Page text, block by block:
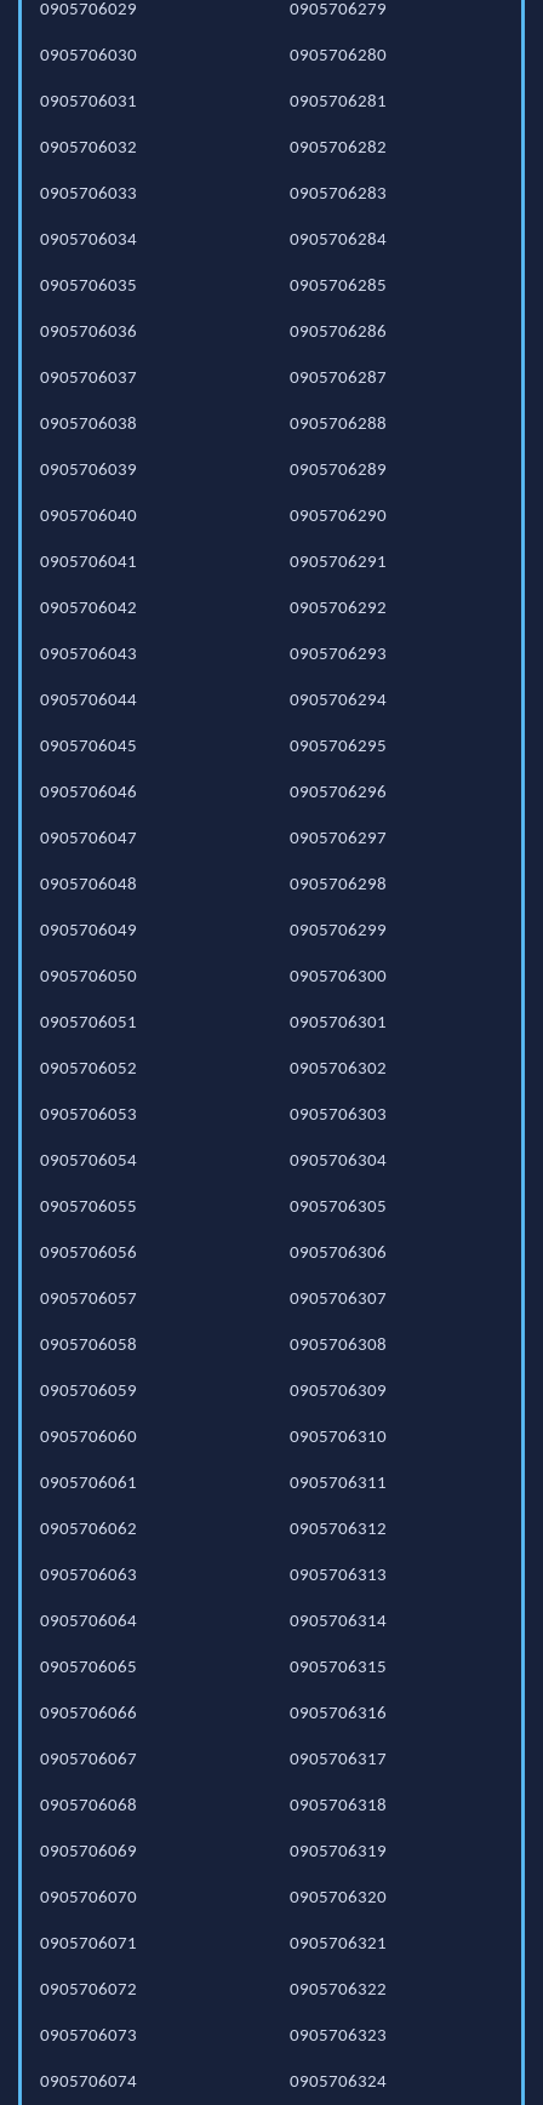
0905706029
0905706030
0905706031
0905706032
0905706033
0905706034
0905706035
0905706036
0905706037
0905706038
0905706039
0905706040
0905706041
0905706042
0905706043
0905706044
0905706045
0905706046
0905706047
0905706048
0905706049
0905706050
0905706051
0905706052
0905706053
0905706054
0905706055
0905706056
0905706057
0905706058
0905706059
0905706060
0905706061
0905706062
0905706063
0905706064
0905706065
0905706066
0905706067
0905706068
0905706069
0905706070
0905706071
0905706072
0905706073
0905706074
0905706279
0905706280
0905706281
0905706282
0905706283
0905706284
0905706285
0905706286
0905706287
0905706288
0905706289
0905706290
0905706291
0905706292
0905706293
0905706294
0905706295
0905706296
0905706297
0905706298
0905706299
0905706300
0905706301
0905706302
0905706303
0905706304
0905706305
0905706306
0905706307
0905706308
0905706309
0905706310
0905706311
0905706312
0905706313
0905706314
0905706315
0905706316
0905706317
0905706318
0905706319
0905706320
0905706321
0905706322
0905706323
0905706324